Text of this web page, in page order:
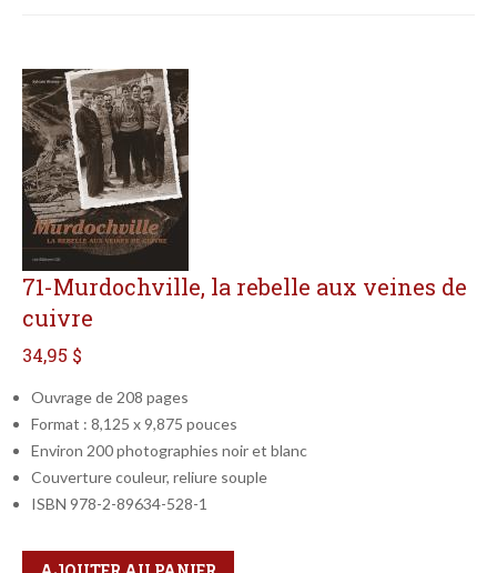
71-Murdochville, la rebelle aux veines de
cuivre
34,95 $
Ouvrage de 208 pages
Format : 8,125 x 9,875 pouces
Environ 200 photographies noir et blanc
Couverture couleur, reliure souple
ISBN 978-2-89634-528-1
Qté
Format